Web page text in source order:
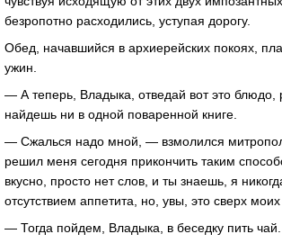
безропотно расходились, уступая дорогу.
Обед, начавшийся в архиерейских покоях,
ужин.
— А теперь, Владыка, отведай вот это блюдо,
найдешь ни в одной поваренной книге.
— Сжалься надо мной, — взмолился
решил меня сегодня прикончить таким
вкусно, просто нет слов, и ты знаешь, я
отсутствием аппетита, но, увы, это сверх моих
— Тогда пойдем, Владыка, в беседку пить чай.